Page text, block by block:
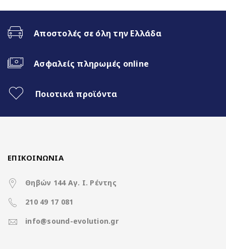
Fast Boot 1 sec
Ασύρματο CarPlay & Ασύρματο
Android Auto
32Band EQ
Operation System
Rockchip RK3066 4Core A35
Αποστολές σε όλη την Ελλάδα
Ασφαλείς πληρωμές online
Ποιοτικά προϊόντα
ΕΠΙΚΟΙΝΩΝΙΑ
Θηβών 144 Αγ. Ι. Ρέντης
210 49 17 081
info@sound-evolution.gr